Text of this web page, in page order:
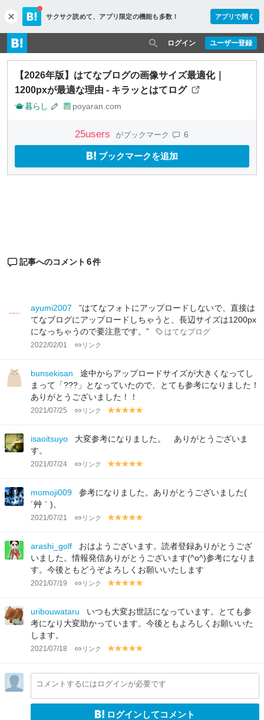
c
l
o
s
e
サクサク読めて、 アプリ限定の機能も多数！ アプリで開く
ユーザー登録
ログイン
【2026年版】はてなブログの画像サイズ最適化｜
1200pxが最適な理由 - キラッとはてログ
暮らし poyaran.com
25users がブックマーク 6
ブックマークを追加
記事へのコメント 6件
ayumi2007
”はてなフォトにアップロードしないで、直接は
てなブログにアップロードしちゃうと、長辺サイズは1200px
になっちゃうので要注意です。”
はてなブログ
2022/02/01 リンク
bunsekisan
途中からアップロードサイズが大きくなってし
まって「???」となっていたので、とても参考になりました！
ありがとうございました！！
2021/07/25 リンク
y
lo
y
lo
y
lo
y
lolo
isaoitsuyo
大変参考になりました。 ありがとうございま
す。
2021/07/24 リンク
y
lo
y
lo
y
lo
y
lo
lo
momoji009
参考になりました。ありがとうございました(
´艸｀)、
2021/07/21 リンク
y
lo
w
y
lo
w
y
lo
w
y
lo
w
lo
w
arashi_golf
おはようございます。読者登録ありがとうござ
いました。情報発信ありがとうございます(^o^)参考になりま
す。今後ともどうぞよろしくお願いいたします
2021/07/19 リンク
y
lo
w
y
lo
w
y
lo
w
y
lo
w
lo
w
uribouwataru
いつも大変お世話になっています。とても参
考になり大変助かっています。今後ともよろしくお願いいた
します。
2021/07/18 リンク
y
lo
w
y
lo
w
y
lo
w
y
lo
w
lo
w
コメントするにはログインが必要です
ログインしてコメント